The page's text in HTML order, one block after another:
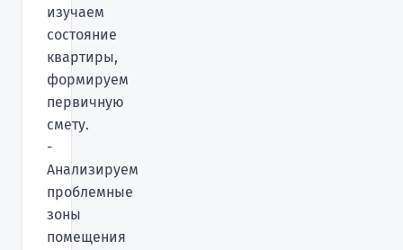
изучаем
состояние
квартиры,
формируем
первичную
смету.
-
Анализируем
проблемные
зоны
помещения